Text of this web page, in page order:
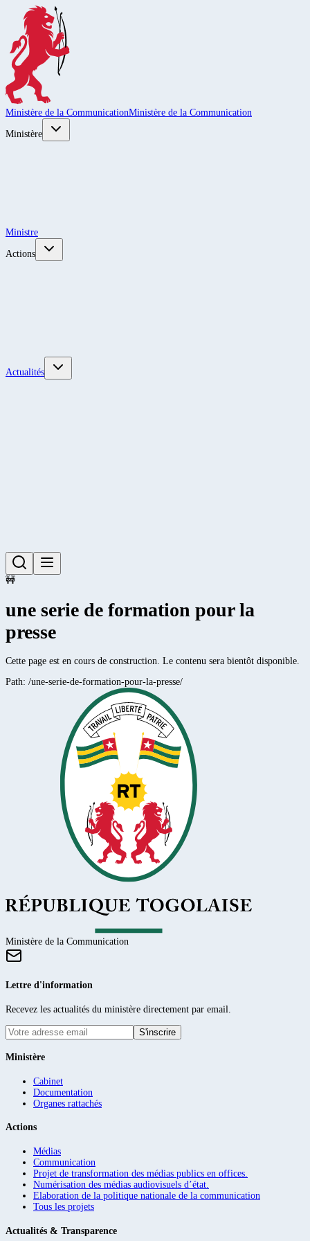
Ministère de la CommunicationMinistère de la Communication
Ministère
Ministre
Actions
Actualités
🚧
une serie de formation pour la
presse
Cette page est en cours de construction. Le contenu sera bientôt disponible.
Path: /une-serie-de-formation-pour-la-presse/
Ministère de la Communication
Lettre d'information
Recevez les actualités du ministère directement par email.
S'inscrire
Ministère
Cabinet
Documentation
Organes rattachés
Actions
Médias
Communication
Projet de transformation des médias publics en offices.
Numérisation des médias audiovisuels d’état.
Elaboration de la politique nationale de la communication
Tous les projets
Actualités & Transparence